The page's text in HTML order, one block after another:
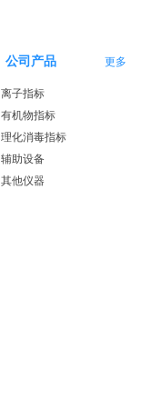
公司产品 更多
离子指标
有机物指标
理化消毒指标
辅助设备
其他仪器